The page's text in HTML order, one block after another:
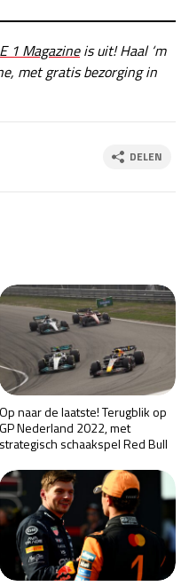
1 Magazineis uit! Haal ‘m
met gratis bezorging in
DELEN
Op naar de laatste! Terugblik op
GP Nederland 2022, met
strategisch schaakspel Red Bull